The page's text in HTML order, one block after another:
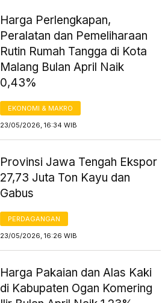
Harga Perlengkapan,
Peralatan dan Pemeliharaan
Rutin Rumah Tangga di Kota
Malang Bulan April Naik
0,43%
EKONOMI & MAKRO
23/05/2026, 16:34 WIB
Provinsi Jawa Tengah Ekspor
27,73 Juta Ton Kayu dan
Gabus
PERDAGANGAN
23/05/2026, 16:26 WIB
Harga Pakaian dan Alas Kaki
di Kabupaten Ogan Komering